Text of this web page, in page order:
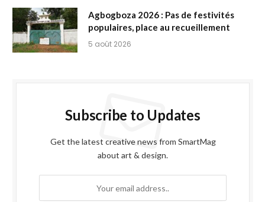
Agbogboza 2026 : Pas de festivités
populaires, place au recueillement
5 août 2026
Subscribe to Updates
Get the latest creative news from SmartMag
about art & design.